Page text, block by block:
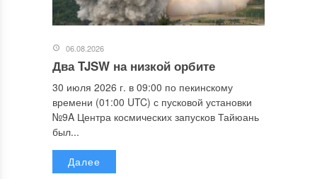
06.08.2026
Два TJSW на низкой орбите
30 июля 2026 г. в 09:00 по пекинскому
времени (01:00 UTC) с пусковой установки
№9A Центра космических запусков Тайюань
был...
Далее